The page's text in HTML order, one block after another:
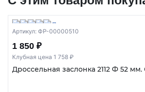
Артикул: ФР-00000510
1 850 ₽
Клубная цена 1 758 ₽
Дроссельная заслонка 2112 Ф 52